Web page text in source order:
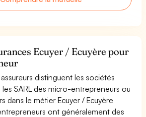
Ecuyer / Ecuyère pour
distinguent les sociétés
SARL des micro-entrepreneurs ou
dans le métier Ecuyer / Ecuyère
ont généralement des